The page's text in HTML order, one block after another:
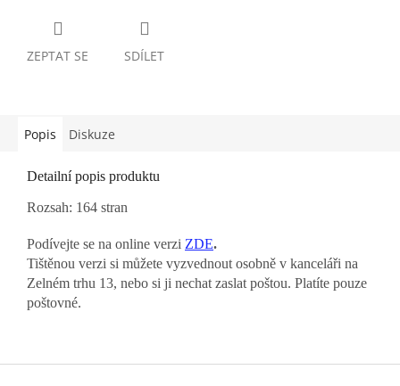
ZEPTAT SE SDÍLET
Popis Diskuze
Detailní popis produktu
Rozsah: 164 stran
Podívejte se na online verzi ZDE.
Tištěnou verzi si můžete vyzvednout osobně v kanceláři na
Zelném trhu 13, nebo si ji nechat zaslat poštou. Platíte pouze
poštovné.
Z